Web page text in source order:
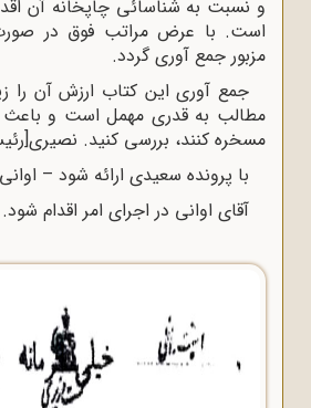
و نسبت به شناسائی چاپخانه آن
است. با عرض مراتب فوق در
مزبور جمع آوری گردد.
جمع آوری این کتاب ارزش آن را
مطالب به قدری مهمل است و باعث
مسخره کنند، بررسی کنید.
با پرونده سعیدی ارائه شود – اوانی 29 / 5
آقای اوانی در اجرای امر اقدام شود. 18 / 5